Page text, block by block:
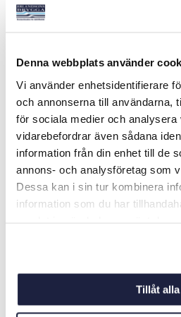
Denna webbplats använder
Vi använder enhetsidentifierare
och annonserna till användarna,
för sociala medier och analysera
vidarebefordrar även sådana
information från din enhet till de
annons- och analysföretag som
Dessa kan i sin tur kombinera
information som du har
Tillåt alla
Art nr: V17270
Från 1 665 kr
Ord. pris 1 995 kr
Se varianter
Art
-18%